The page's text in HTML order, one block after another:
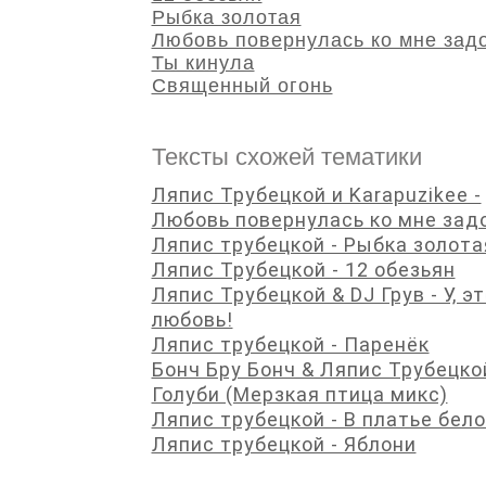
Рыбка золотая
Любовь повернулась ко мне
Ты кинула
Священный огонь
Тексты схожей тематики
Ляпис Трубецкой и Karapuzikee -
Любовь повернулась ко мне
Ляпис трубецкой - Рыбка
Ляпис Трубецкой - 12 обезьян
Ляпис Трубецкой & DJ Грув - У,
любовь!
Ляпис трубецкой - Паренёк
Бонч Бру Бонч & Ляпис
Голуби (Мерзкая птица микс)
Ляпис трубецкой - В платье
Ляпис трубецкой - Яблони